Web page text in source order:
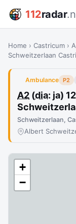
112radar
Home › Castricum ›
Schweitzerlaan
Ambulance P2
A2 (dia: ja)
Schweitzerlaan,
Albert
+
−